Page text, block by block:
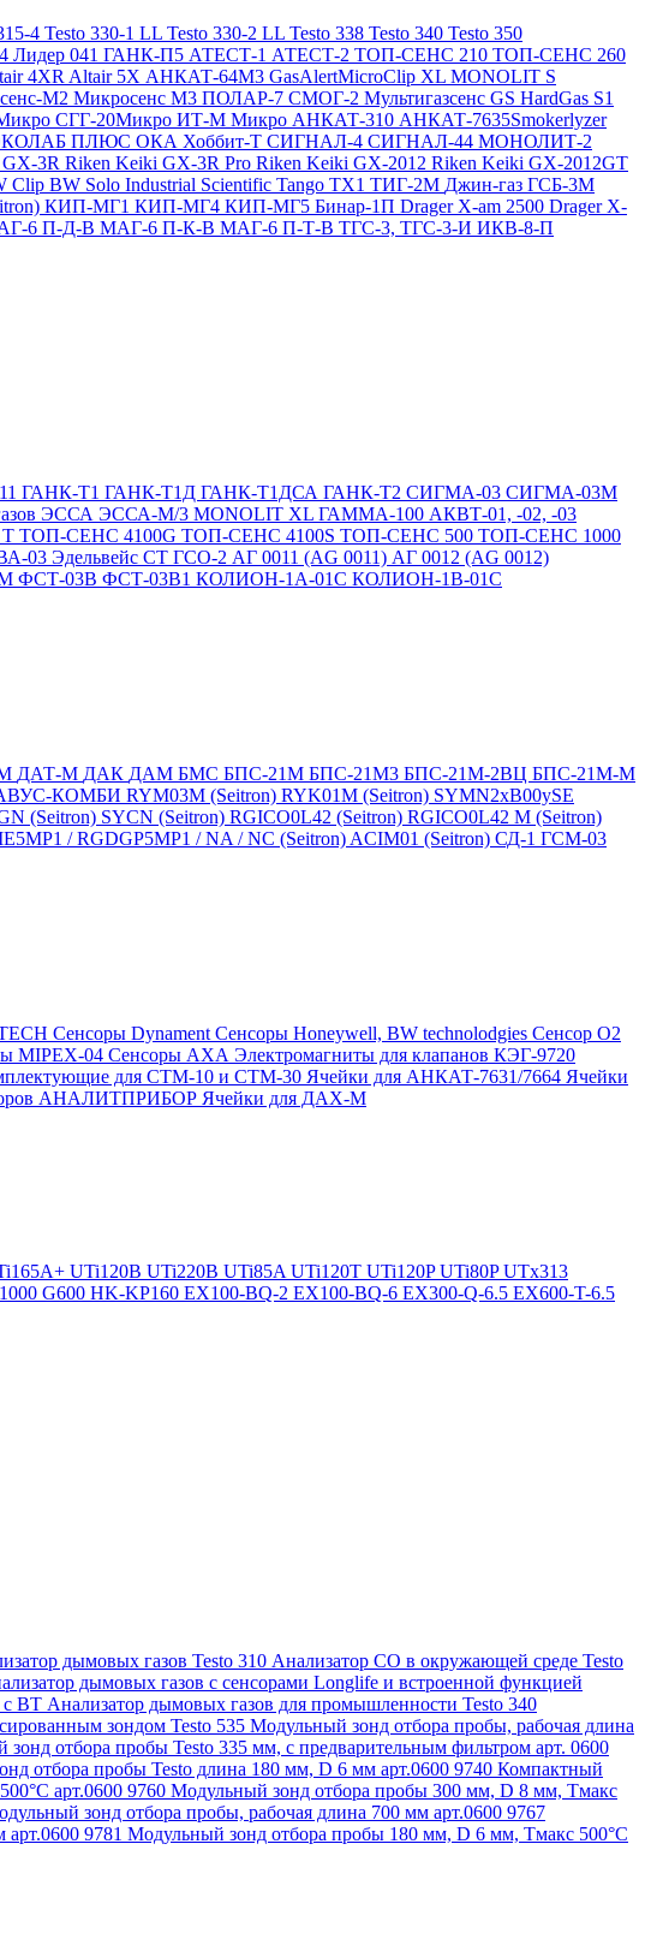
4 Testo 330-1 LL Testo 330-2 LL Testo 338 Testo 340 Testo 350
Лидер 041 ГАНК-П5 АТЕСТ-1 АТЕСТ-2 ТОП-СЕНС 210 ТОП-СЕНС 260
4XR Altair 5X АНКАТ-64М3 GasAlertMicroClip XL MONOLIT S
М2 Микросенс М3 ПОЛАР-7 СМОГ-2 Мультигазсенс GS HardGas S1
СГГ-20Микро ИТ-М Микро АНКАТ-310 АНКАТ-7635Smokerlyzer
ПЛЮС ОКА Хоббит-Т СИГНАЛ-4 СИГНАЛ-44 МОНОЛИТ-2
3R Riken Keiki GX-3R Pro Riken Keiki GX-2012 Riken Keiki GX-2012GT
Clip BW Solo Industrial Scientific Tango TX1 ТИГ-2М Джин-газ ГСБ-3М
КИП-МГ1 КИП-МГ4 КИП-МГ5 Бинар-1П Drager X-am 2500 Drager X-
6 П-Д-В МАГ-6 П-К-В МАГ-6 П-Т-В ТГС-3, ТГС-3-И ИКВ-8-П
ГАНК-Т1 ГАНК-Т1Д ГАНК-Т1ДСА ГАНК-Т2 СИГМА-03 СИГМА-03М
ЭССА ЭССА-М/3 MONOLIT XL ГАММА-100 АКВТ-01, -02, -03
ТОП-СЕНС 4100G ТОП-СЕНС 4100S ТОП-СЕНС 500 ТОП-СЕНС 1000
03 Эдельвейс СТ ГСО-2 АГ 0011 (AG 0011) АГ 0012 (AG 0012)
ФСТ-03В ФСТ-03В1 КОЛИОН-1А-01С КОЛИОН-1В-01С
ДАТ-М ДАК ДАМ БМС БПС-21М БПС-21М3 БПС-21М-2ВЦ БПС-21М-М
КОМБИ RYM03M (Seitron) RYK01M (Seitron) SYMN2хB00ySE
(Seitron) SYCN (Seitron) RGICO0L42 (Seitron) RGICO0L42 M (Seitron)
/ RGDGP5MP1 / NA / NC (Seitron) ACIM01 (Seitron) СД-1 ГСМ-03
Сенсоры Dynament Сенсоры Honeywell, BW technolodgies Сенсор O2
MIPEX-04 Сенсоры АХА Электромагниты для клапанов КЭГ-9720
для СТМ-10 и СТМ-30 Ячейки для АНКАТ-7631/7664 Ячейки
АНАЛИТПРИБОР Ячейки для ДАХ-М
UTi120B UTi220B UTi85A UTi120T UTi120PUTi80PUTx313
G600 HK-KP160 EX100-BQ-2 EX100-BQ-6 EX300-Q-6.5 EX600-T-6.5
дымовых газов Testo 310 Анализатор CO в окружающей среде Testo
дымовых газов с сенсорами Longlife и встроенной функцией
с BT Анализатор дымовых газов для промышленности Testo 340
зондом Testo 535 Модульный зонд отбора пробы, рабочая длина
отбора пробы Testo 335 мм, с предварительным фильтром арт. 0600
отбора пробы Testo длина 180 мм, D 6 мм арт.0600 9740 Компактный
арт.0600 9760 Модульный зонд отбора пробы 300 мм, D 8 мм, Tмакс
зонд отбора пробы, рабочая длина 700 мм арт.0600 9767
9781 Модульный зонд отбора пробы 180 мм, D 6 мм, Tмакс 500°С